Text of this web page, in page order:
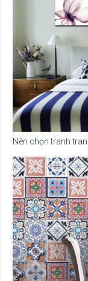
Nên chọn tranh